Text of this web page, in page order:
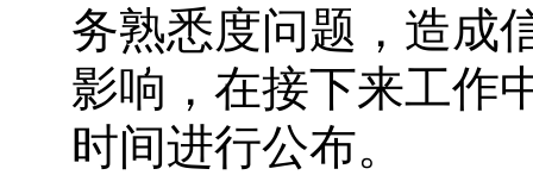
务熟悉度问题，造成
影响，在接下来工作
时间进行公布。